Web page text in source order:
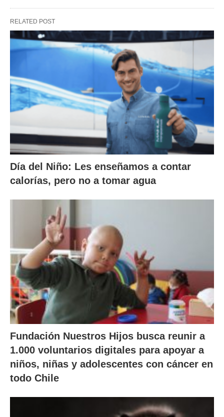
RELATED POST
Día del Niño: Les enseñamos a contar
calorías, pero no a tomar agua
Fundación Nuestros Hijos busca reunir a
1.000 voluntarios digitales para apoyar a
niños, niñas y adolescentes con cáncer en
todo Chile